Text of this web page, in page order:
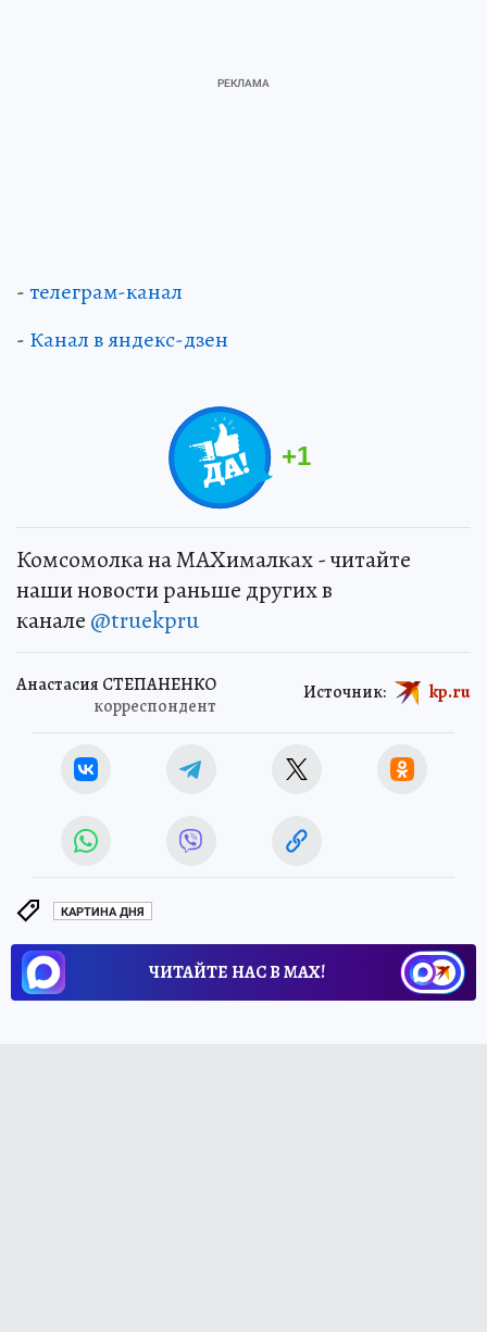
-телеграм-канал
- Канал в яндекс-дзен
+1
Комсомолка на MAXималках - читайте
наши новости раньше других в
канале @truekpru
Анастасия СТЕПАНЕНКО
корреспондент
Источник: kp.ru
КАРТИНА ДНЯ
ЧИТАЙТЕ НАС В МАХ!